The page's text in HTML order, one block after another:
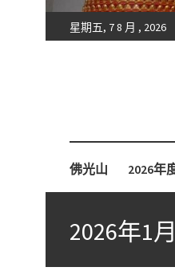
星期五, 7 8 月 , 2026
佛光山 2026年
2026年1